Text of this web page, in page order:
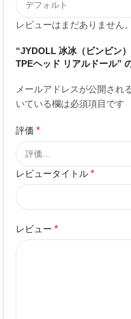
レビューはまだありません。
“JYDOLL 冰冰（ビンビン
TPEヘッド リアルドール”
メールアドレスが公開され
いている欄は必須項目です
評価 *
レビュータイトル *
レビュー *